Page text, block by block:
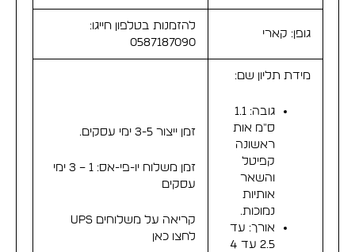
גופן: קארי
להזמנות בטלפון חייגו:
0587187090
מידת תליון שם:
גובה: 1.1
ס"מ אות
ראשונה
קפיטל
והשאר
אותיות
נמוכות.
אורך: עד
2.5 עד 4
זמן ייצור 3-5 ימי עסקים.
זמן משלוח יו-פי-אס: 1 – 3 ימי
עסקים
קריאה על משלוחים UPS
לחצו כאן